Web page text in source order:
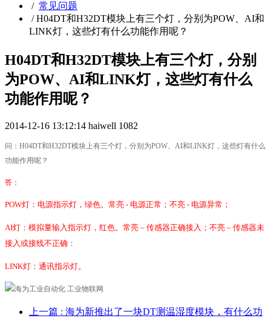
/ 常见问题
/H04DT和H32DT模块上有三个灯，分别为POW、AI和
LINK灯，这些灯有什么功能作用呢？
H04DT和H32DT模块上有三个灯，分别
为POW、AI和LINK灯，这些灯有什么
功能作用呢？
2014-12-16 13:12:14 haiwell 1082
问：H04DT和H32DT模块上有三个灯，分别为POW、AI和LINK灯，这些灯有什么
功能作用呢？
答：
POW灯：电源指示灯，绿色。常亮 - 电源正常；不亮 - 电源异常；
AI灯：模拟量输入指示灯，红色。常亮 – 传感器正确接入；不亮 – 传感器未
接入或接线不正确：
LINK灯：通讯指示灯。
上一篇 : 海为新推出了一块DT测温湿度模块，有什么功